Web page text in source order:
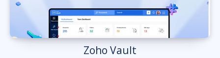
Zoho Vault